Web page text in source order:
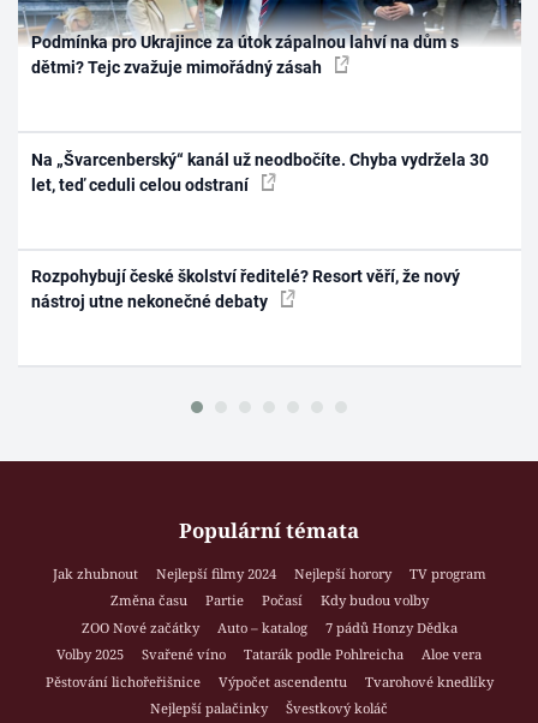
Podmínka pro Ukrajince za útok zápalnou lahví na dům s
dětmi? Tejc zvažuje mimořádný zásah
Na „Švarcenberský“ kanál už neodbočíte. Chyba vydržela 30
let, teď ceduli celou odstraní
Rozpohybují české školství ředitelé? Resort věří, že nový
nástroj utne nekonečné debaty
Populární témata
Jak zhubnout Nejlepší filmy 2024 Nejlepší horory
TV program
Změna času
Partie Počasí
Kdy budou volby
ZOO Nové začátky
Auto – katalog
7 pádů Honzy Dědka
Volby 2025
Svařené víno Tatarák podle Pohlreicha
Aloe vera
Pěstování lichořeřišnice
Výpočet ascendentu
Tvarohové knedlíky
Nejlepší palačinky
Švestkový koláč